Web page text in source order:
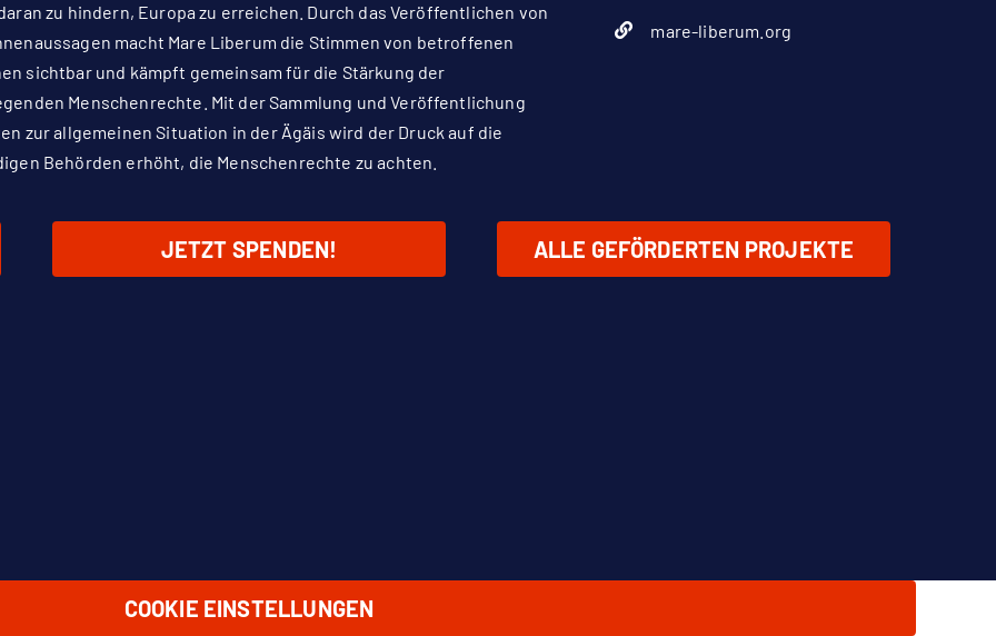
zu hindern, Europa zu erreichen. Durch das Veröffentlichen von
macht Mare Liberum die Stimmen von betroffenen
sichtbar und kämpft gemeinsam für die Stärkung der
Menschenrechte. Mit der Sammlung und Veröffentlichung
zur allgemeinen Situation in der Ägäis wird der Druck auf die
Behörden erhöht, die Menschenrechte zu achten.
mare-liberum.org
JETZT SPENDEN! ALLE GEFÖRDERTEN PROJEKTE
COOKIE EINSTELLUNGEN